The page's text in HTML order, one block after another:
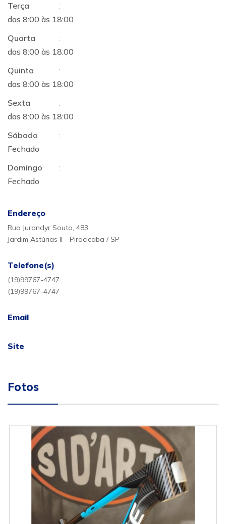
Terça
:
das 8:00 às 18:00
Quarta
:
das 8:00 às 18:00
Quinta
:
das 8:00 às 18:00
Sexta
:
das 8:00 às 18:00
Sábado
:
Fechado
Domingo
:
Fechado
Endereço
Rua Jurandyr Souto, 483
Jardim Astúrias II - Piracicaba / SP
Telefone(s)
(19)99767-4747
(19)99767-4747
Email
Site
Fotos